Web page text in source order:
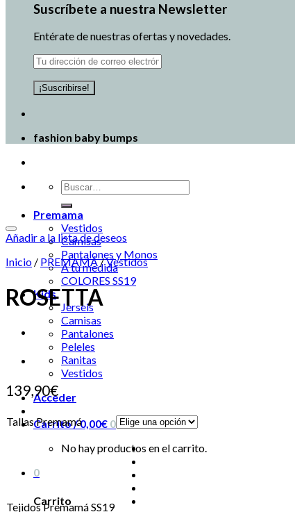
Suscríbete a nuestra Newsletter
Entérate de nuestras ofertas y novedades.
fashion baby bumps
Premama
Vestidos
Camisas
Pantalones y Monos
A tu medida
COLORES SS19
Kids
Jerseis
Camisas
Pantalones
Peleles
Ranitas
Vestidos
Acceder
Carrito /0,00€ 0
No hay productos en el carrito.
0
Carrito
Añadir a la lista de deseos
Inicio / PREMAMÁ/Vestidos
ROSETTA
139,90€
Tallas Premamá
Tejidos Premamá SS19